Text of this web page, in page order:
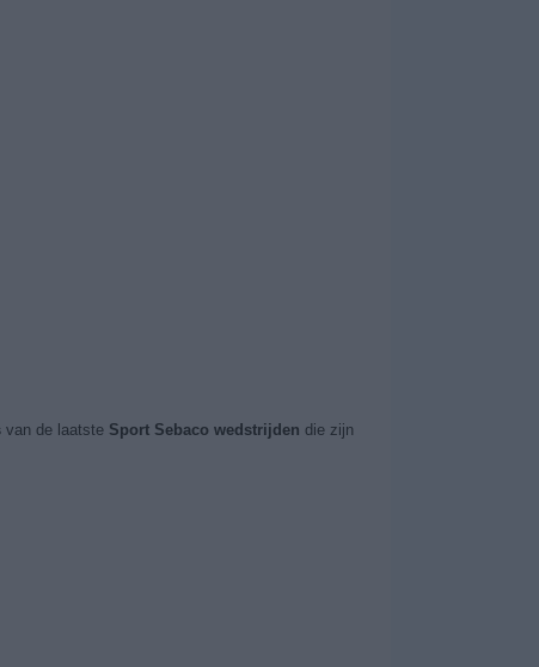
van de laatste Sport Sebaco wedstrijden die zijn